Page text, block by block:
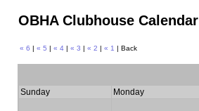
OBHA Clubhouse Calendar
« 6 | « 5 | « 4| « 3 | « 2 | « 1 | Back
Sunday Monday